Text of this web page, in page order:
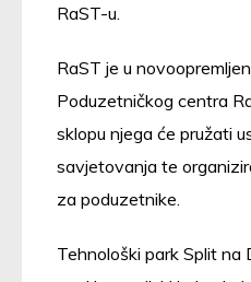
RaST-u.
RaST je u
Poduzetničkog centra
sklopu njega će pružati
savjetovanja te
za poduzetnike.
Tehnološki park Split na